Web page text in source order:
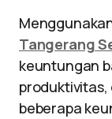
Tangerang
keuntungan
produktivitas,
beberapa